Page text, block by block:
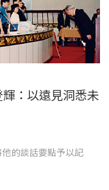
：以遠見洞悉未
的談話要點予以記